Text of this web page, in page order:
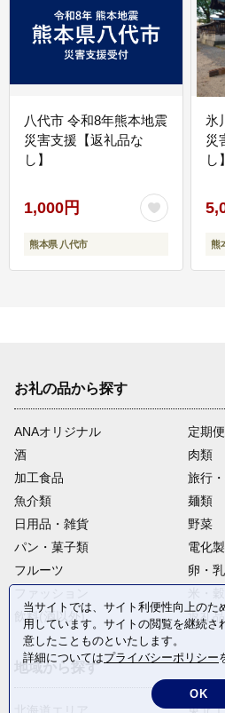
八代市 令和8年熊本地震
災害支援【返礼品な
し】
1,000円
熊本県 八代市
氷
災
し】
熊
お礼の品から探す
ANAオリジナル
定期便
酒
肉類
加工食品
旅行
魚介類
麺類
日用品・雑貨
野菜
パン・菓子類
電化
フルーツ
卵・
飲料(酒以外)
返礼
地域から探す
当サイトでは、サイト利便性向上のた
用しています。サイトの閲覧を継続さ
意したことものといたします。
詳細についてはプライバシーポリシー
OK